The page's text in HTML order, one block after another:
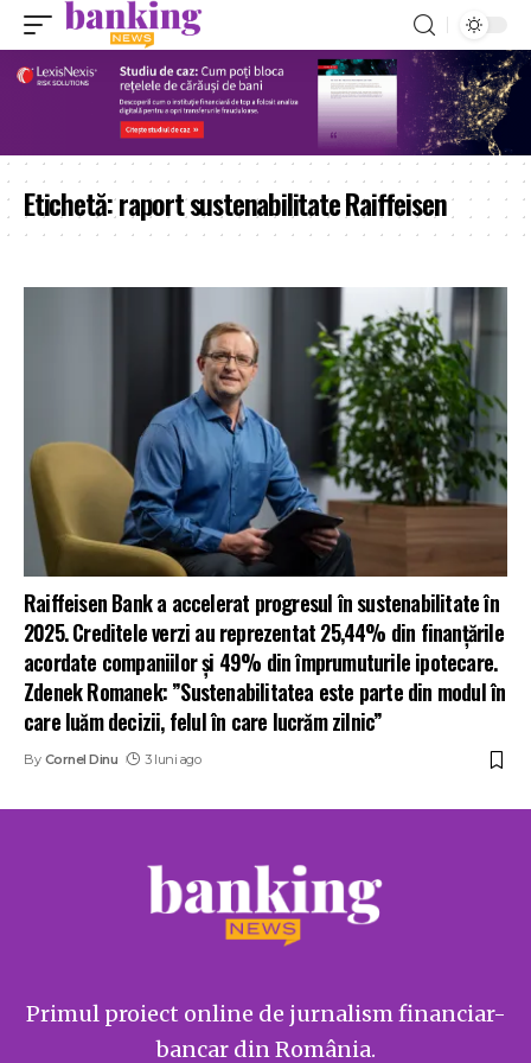
Etichetă:raport sustenabilitate Raiffeisen
Raiffeisen Bank a accelerat progresul în sustenabilitate în
2025. Creditele verzi au reprezentat 25,44% din finanțările
acordate companiilor și 49% din împrumuturile ipotecare.
Zdenek Romanek: ”Sustenabilitatea este parte din modul în
care luăm decizii, felul în care lucrăm zilnic”
By Cornel Dinu 3 luni ago
Primul proiect online de jurnalism financiar-
bancar din România.